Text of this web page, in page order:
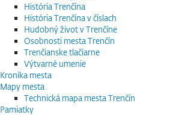
História Trenčína
História Trenčína v číslach
Hudobný život v Trenčíne
Osobnosti mesta Trenčín
Trenčianske tlačiarne
Výtvarné umenie
Kronika mesta
Mapy mesta
Technická mapa mesta Trenčín
Pamiatky